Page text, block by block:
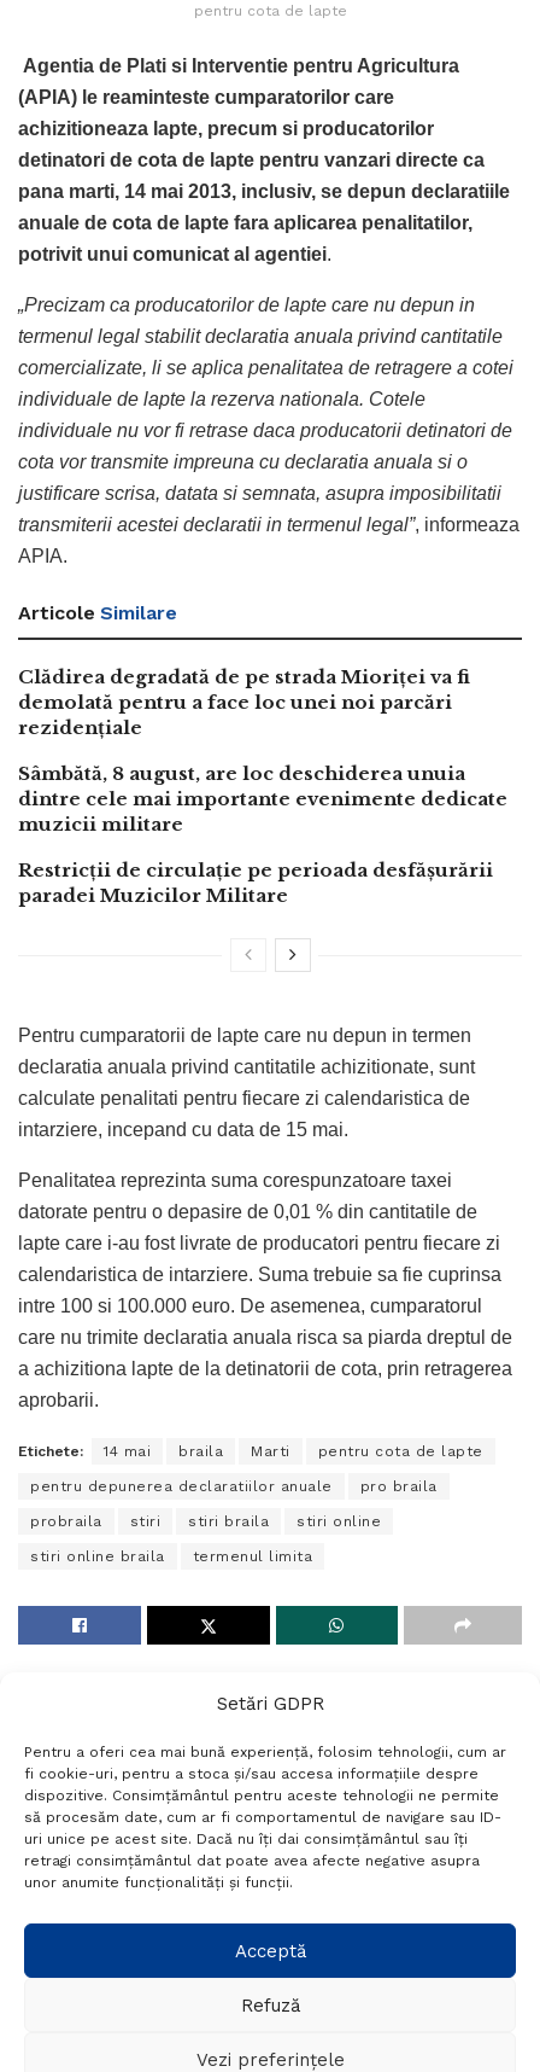
Setări GDPR
Pentru a oferi cea mai bună experiență, folosim tehnologii, cum ar
fi cookie-uri, pentru a stoca și/sau accesa informațiile despre
dispozitive. Consimțământul pentru aceste tehnologii ne permite
să procesăm date, cum ar fi comportamentul de navigare sau ID-
uri unice pe acest site. Dacă nu îți dai consimțământul sau îți
retragi consimțământul dat poate avea afecte negative asupra
unor anumite funcționalități și funcții.
Acceptă
Refuză
Vezi preferințele
pentru cota de lapte
Agentia de Plati si Interventie pentru Agricultura
(APIA) le reaminteste cumparatorilor care
achizitioneaza lapte, precum si producatorilor
detinatori de cota de lapte pentru vanzari directe ca
pana marti, 14 mai 2013, inclusiv, se depun declaratiile
anuale de cota de lapte fara aplicarea penalitatilor,
potrivit unui comunicat al agentiei.
„Precizam ca producatorilor de lapte care nu depun in
termenul legal stabilit declaratia anuala privind cantitatile
comercializate, li se aplica penalitatea de retragere a cotei
individuale de lapte la rezerva nationala. Cotele
individuale nu vor fi retrase daca producatorii detinatori de
cota vor transmite impreuna cu declaratia anuala si o
justificare scrisa, datata si semnata, asupra imposibilitatii
transmiterii acestei declaratii in termenul legal”, informeaza
APIA.
Articole Similare
Clădirea degradată de pe strada Mioriței va fi
demolată pentru a face loc unei noi parcări
rezidențiale
Sâmbătă, 8 august, are loc deschiderea unuia
dintre cele mai importante evenimente dedicate
muzicii militare
Restricții de circulație pe perioada desfășurării
paradei Muzicilor Militare
Pentru cumparatorii de lapte care nu depun in termen
declaratia anuala privind cantitatile achizitionate, sunt
calculate penalitati pentru fiecare zi calendaristica de
intarziere, incepand cu data de 15 mai.
Penalitatea reprezinta suma corespunzatoare taxei
datorate pentru o depasire de 0,01 % din cantitatile de
lapte care i-au fost livrate de producatori pentru fiecare zi
calendaristica de intarziere. Suma trebuie sa fie cuprinsa
intre 100 si 100.000 euro. De asemenea, cumparatorul
care nu trimite declaratia anuala risca sa piarda dreptul de
a achizitiona lapte de la detinatorii de cota, prin retragerea
aprobarii.
Etichete: 14 mai braila Marti pentru cota de lapte
pentru depunerea declaratiilor anuale pro braila
probraila stiri stiri braila stiri online
stiri online braila termenul limita
Termeni si conditii
Politică de confidențialitate
Politica cookies
Setări GDPR
+40 788 760 194